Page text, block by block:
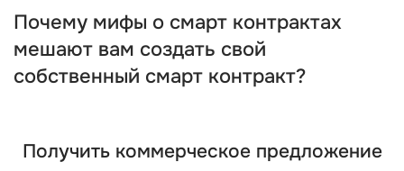
Почему мифы о смарт контрактах
мешают вам создать свой
собственный смарт контракт?
Получить коммерческое предложение